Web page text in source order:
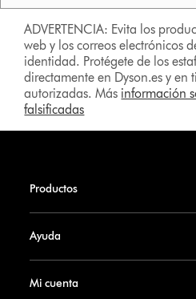
ADVERTENCIA: Evita los
web y los correos electrónicos
identidad. Protégete de los
directamente en Dyson.es y en
autorizadas. Más información
falsificadas
Productos
Ayuda
Mi cuenta